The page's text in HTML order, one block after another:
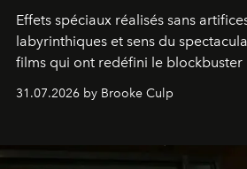
Effets spéciaux réalisés sans
labyrinthiques et sens du
films qui ont redéfini le blockbuster
31.07.2026 by Brooke Culp